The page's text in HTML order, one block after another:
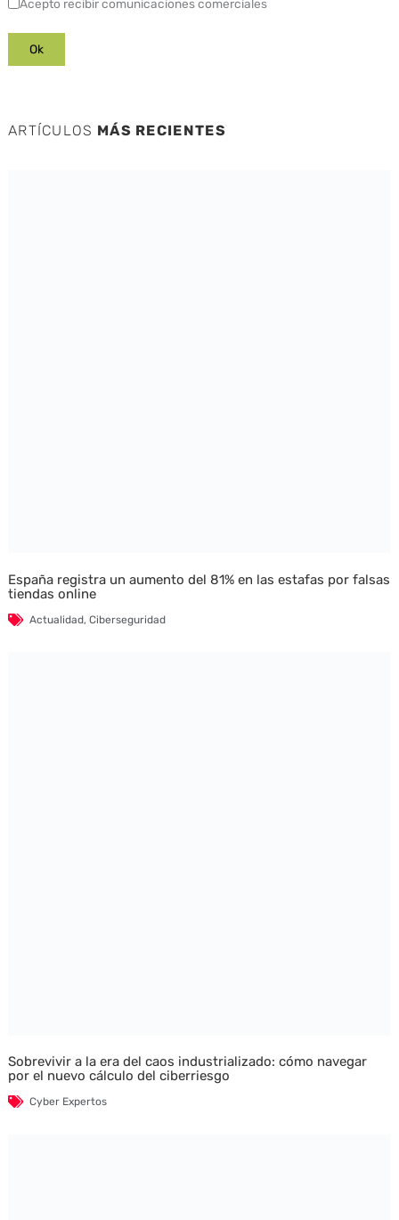
Acepto recibir comunicaciones comerciales
ARTÍCULOS MÁS RECIENTES
España registra un aumento del 81% en las estafas por falsas
tiendas online
Actualidad, Ciberseguridad
Sobrevivir a la era del caos industrializado: cómo navegar
por el nuevo cálculo del ciberriesgo
Cyber Expertos